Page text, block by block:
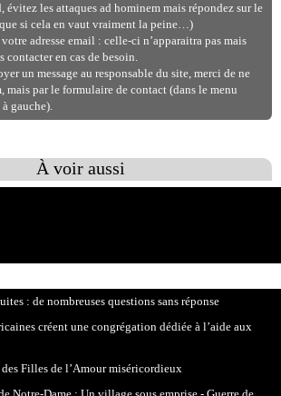
évitez les attaques ad hominem mais répondez sur le
si cela en vaut vraiment la peine…)
votre adresse email : celle-ci n’apparaitra pas mais
contacter en cas de besoin.
un message au responsable du site, merci de ne
mais par le formulaire de contact (dans le menu
gauche).
À voir aussi
: de nombreuses questions sans réponse
créent une congrégation dédiée à l’aide aux
Filles de l’Amour miséricordieux